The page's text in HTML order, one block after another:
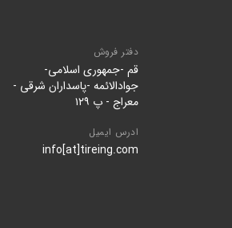
دفتر فروش
قم -جمهوری اسلامی-
جوادالائمه -پاسداران شرقی -
معراج - پ ۱۲۹
ادرس ایمیل
info[at]tireing.com